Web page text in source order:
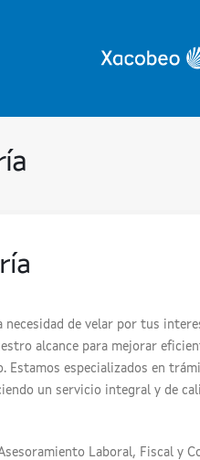
necesidad de velar por tus
alcance para mejorar
Estamos especializados en
un servicio integral y de
Laboral, Fiscal y